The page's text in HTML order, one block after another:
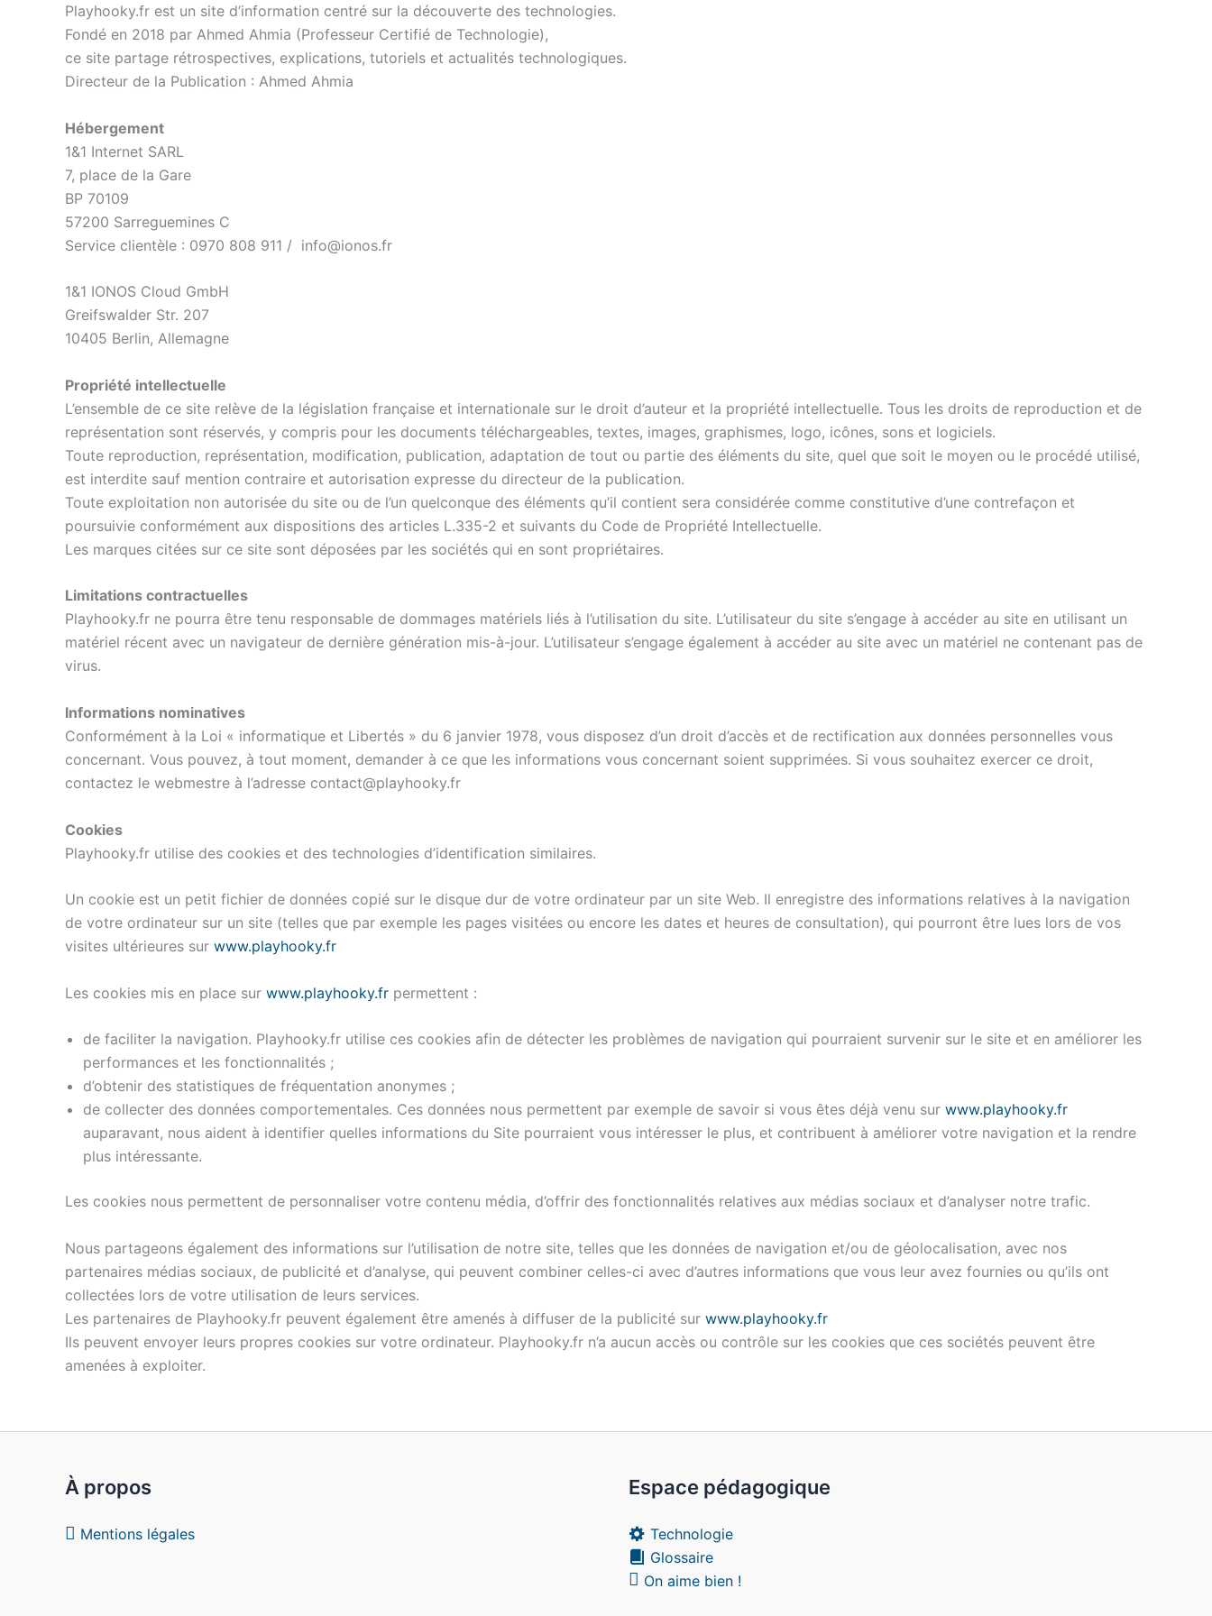
Playhooky.fr est un site d’information centré sur la découverte des technologies.
Fondé en 2018 par Ahmed Ahmia (Professeur Certifié de Technologie),
ce site partage rétrospectives, explications, tutoriels et actualités technologiques.
Directeur de la Publication : Ahmed Ahmia
Hébergement
1&1 Internet SARL
7, place de la Gare
BP 70109
57200 Sarreguemines C
Service clientèle : 0970 808 911 / info@ionos.fr
1&1 IONOS Cloud GmbH
Greifswalder Str. 207
10405 Berlin, Allemagne
Propriété intellectuelle
L’ensemble de ce site relève de la législation française et internationale sur le droit d’auteur et la propriété intellectuelle. Tous les droits de reproduction et de
représentation sont réservés, y compris pour les documents téléchargeables, textes, images, graphismes, logo, icônes, sons et logiciels.
Toute reproduction, représentation, modification, publication, adaptation de tout ou partie des éléments du site, quel que soit le moyen ou le procédé utilisé,
est interdite sauf mention contraire et autorisation expresse du directeur de la publication.
Toute exploitation non autorisée du site ou de l’un quelconque des éléments qu’il contient sera considérée comme constitutive d’une contrefaçon et
poursuivie conformément aux dispositions des articles L.335-2 et suivants du Code de Propriété Intellectuelle.
Les marques citées sur ce site sont déposées par les sociétés qui en sont propriétaires.
Limitations contractuelles
Playhooky.fr ne pourra être tenu responsable de dommages matériels liés à l’utilisation du site. L’utilisateur du site s’engage à accéder au site en utilisant un
matériel récent avec un navigateur de dernière génération mis-à-jour. L’utilisateur s’engage également à accéder au site avec un matériel ne contenant pas de
virus.
Informations nominatives
Conformément à la Loi « informatique et Libertés » du 6 janvier 1978, vous disposez d’un droit d’accès et de rectification aux données personnelles vous
concernant. Vous pouvez, à tout moment, demander à ce que les informations vous concernant soient supprimées. Si vous souhaitez exercer ce droit,
contactez le webmestre à l’adresse contact@playhooky.fr
Cookies
Playhooky.fr utilise des cookies et des technologies d’identification similaires.
Un cookie est un petit fichier de données copié sur le disque dur de votre ordinateur par un site Web. Il enregistre des informations relatives à la navigation
de votre ordinateur sur un site (telles que par exemple les pages visitées ou encore les dates et heures de consultation), qui pourront être lues lors de vos
visites ultérieures sur www.playhooky.fr
Les cookies mis en place sur www.playhooky.fr permettent :
de faciliter la navigation. Playhooky.fr utilise ces cookies afin de détecter les problèmes de navigation qui pourraient survenir sur le site et en améliorer les
performances et les fonctionnalités ;
d’obtenir des statistiques de fréquentation anonymes ;
de collecter des données comportementales. Ces données nous permettent par exemple de savoir si vous êtes déjà venu sur www.playhooky.fr
auparavant, nous aident à identifier quelles informations du Site pourraient vous intéresser le plus, et contribuent à améliorer votre navigation et la rendre
plus intéressante.
Les cookies nous permettent de personnaliser votre contenu média, d’offrir des fonctionnalités relatives aux médias sociaux et d’analyser notre trafic.
Nous partageons également des informations sur l’utilisation de notre site, telles que les données de navigation et/ou de géolocalisation, avec nos
partenaires médias sociaux, de publicité et d’analyse, qui peuvent combiner celles-ci avec d’autres informations que vous leur avez fournies ou qu’ils ont
collectées lors de votre utilisation de leurs services.
Les partenaires de Playhooky.fr peuvent également être amenés à diffuser de la publicité sur www.playhooky.fr
Ils peuvent envoyer leurs propres cookies sur votre ordinateur. Playhooky.fr n’a aucun accès ou contrôle sur les cookies que ces sociétés peuvent être
amenées à exploiter.
À propos
Mentions légales
Espace pédagogique
Technologie
Glossaire
On aime bien !